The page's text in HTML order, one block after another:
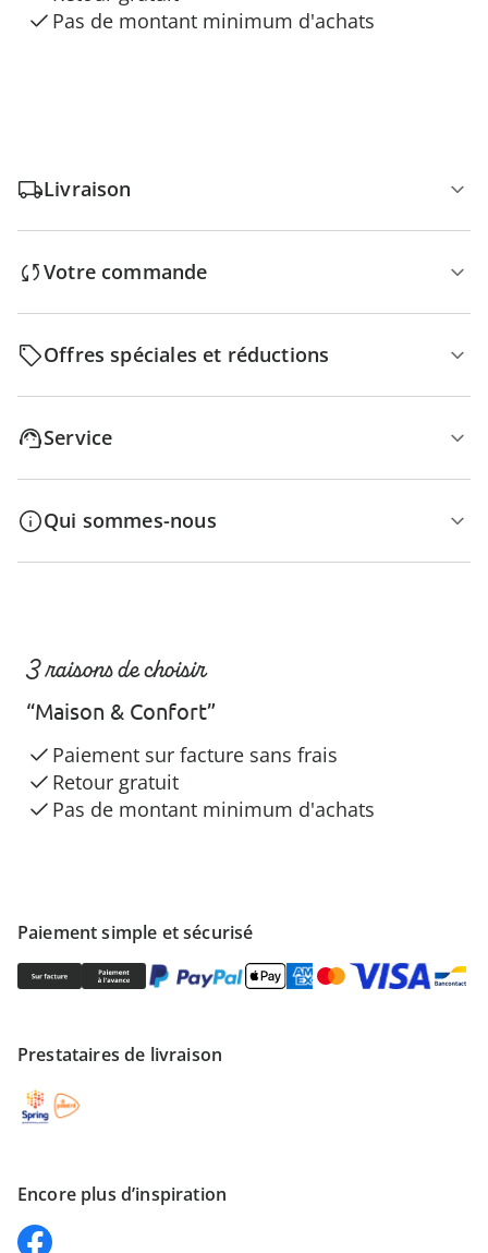
Pas de montant minimum d'achats
Livraison
Votre commande
Offres spéciales et réductions
Service
Qui sommes-nous
Paiement simple et sécurisé
Prestataires de livraison
Encore plus d’inspiration
3 raisons de choisir
“Maison & Confort”
Paiement sur facture sans frais
Retour gratuit
Pas de montant minimum d'achats